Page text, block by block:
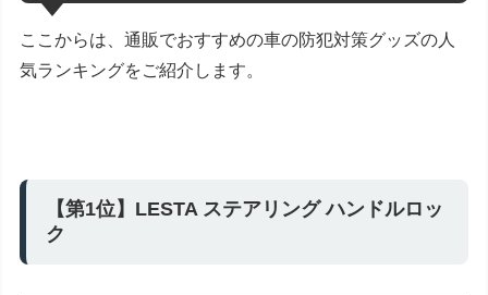
ここからは、通販でおすすめの車の防犯対策グッズの人
気ランキングをご紹介します。
【第1位】LESTA ステアリング ハンドルロッ
ク